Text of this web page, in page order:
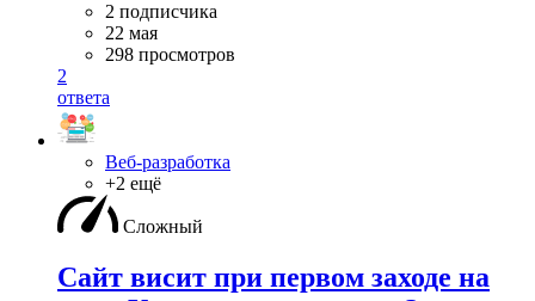
2 подписчика
22 мая
298 просмотров
2
ответа
Веб-разработка
+2 ещё
Сложный
Сайт висит при первом заходе на